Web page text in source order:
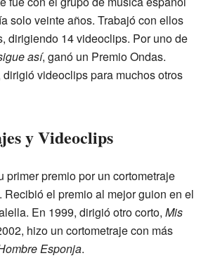
solo veinte años. Trabajó con ellos
dirigiendo 14 videoclips. Por uno de
así, ganó un Premio Ondas.
videoclips para muchos otros
y Videoclips
primer premio por un cortometraje
. Recibió el premio al mejor guion en el
En 1999, dirigió otro corto, Mis
hizo un cortometraje con más
Esponja.